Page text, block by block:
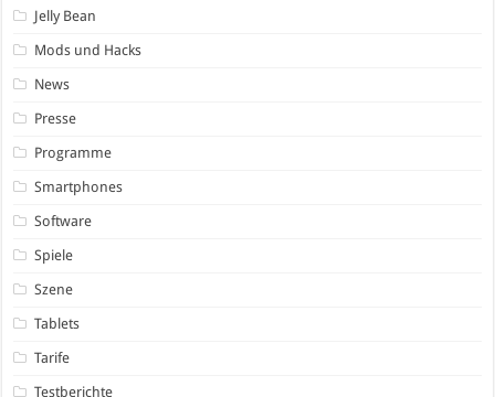
Jelly Bean
Mods und Hacks
News
Presse
Programme
Smartphones
Software
Spiele
Szene
Tablets
Tarife
Testberichte